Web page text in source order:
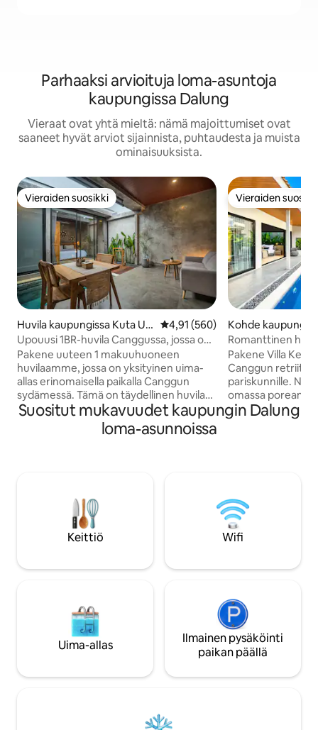
Parhaaksi arvioituja loma-asuntoja
kaupungissa Dalung
Vieraat ovat yhtä mieltä: nämä majoittumiset ovat
saaneet hyvät arviot sijainnista, puhtaudesta ja muista
ominaisuuksista.
Vieraiden suosikki
Vieraiden suosikki
Huvila kaupungissa Kuta Ut
ara
Keskimääräinen arvio 4,91/5,
4,91 (560)
Upouusi 1BR-huvila Canggussa, jossa on
oma uima-allas
Pakene uuteen 1 makuuhuoneen
huvilaamme, jossa on yksityinen uima-
allas erinomaisella paikalla Canggun
sydämessä. Tämä on täydellinen huvila
pariskunnille tai yksin matkustaville, jotka
rakastavat tutustua Canggun kuuluisiin
paikkoihin. Vain 3–5 minuutin
kuuluisista rannoista, kuten Nelayan,
Batu Bolong, Canggu Beach. Tässä
huvilassa on ylellinen king-vuode,
kylpyhuone, keittiö, uima-allas, olohuone
yksityisen uima-altaan äärellä
Vieraiden
Vieraiden
Kohde
uta Utara
Romanttinen
ylellisyys
Pakene Villa
Canggun
pariskunnille.
omassa
sitten
sisätiloissa, joissa
intiimin
täydellisesti
viettoon.
Canggun parhaat
voi hidastaa ja
Suositut mukavuudet kaupungin Dalung
loma-asunnoissa
Keittiö Wifi
Uima-allas
Ilmainen pysäköinti
paikan päällä